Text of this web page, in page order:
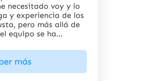
necesitado voy y lo
y experiencia de los
pero más allá de
equipo se ha
más